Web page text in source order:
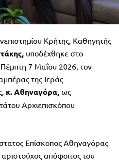
Κρήτης, Καθηγητής
υποδέχθηκε στο
7 Μαΐου 2026, τον
της Ιεράς
κ. Αθηναγόρα, ως
Αρχιεπισκόπου
Επίσκοπος Αθηναγόρας
απόφοιτος του